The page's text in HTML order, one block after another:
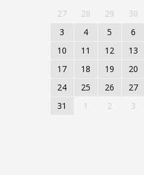
27 28 29 30
3
4 5 6
10
11 12 13
17
18 19 20
24
25 26 27
31
1 2 3